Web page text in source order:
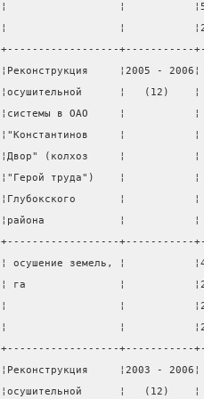
¦                  ¦
¦                  ¦
+------------------+-----------
¦Реконструкция     ¦2005
¦осушительной      ¦
¦системы в ОАО     ¦
¦"Константинов     ¦
¦Двор" (колхоз     ¦
¦"Герой труда")    ¦
¦Глубокского       ¦
¦района            ¦
+------------------+-----------
¦ осушение земель, ¦
¦ га               ¦
¦                  ¦
¦                  ¦
+------------------+-----------
¦Реконструкция     ¦2003 -
¦осушительной      ¦